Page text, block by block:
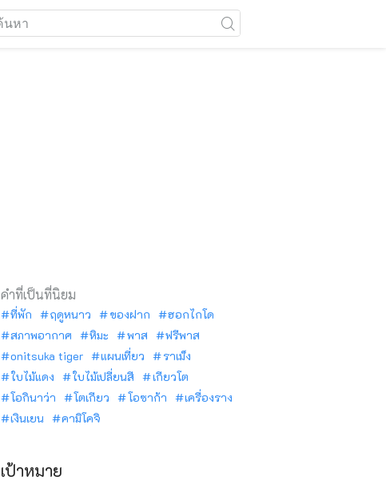
คำที่เป็นที่นิยม
ที่พัก ฤดูหนาว ของฝาก
ฮอกไกโด
สภาพอากาศ
หิมะ พาส
ฟรีพาส
onitsuka tiger
แผนเที่ยว
ราเม็ง
ใบไม้แดง
ใบไม้เปลี่ยนสี
เกียวโต
โอกินาว่า
โตเกียว โอซาก้า
เครื่องราง
เงินเยน
คามิโคจิ
เป้าหมาย